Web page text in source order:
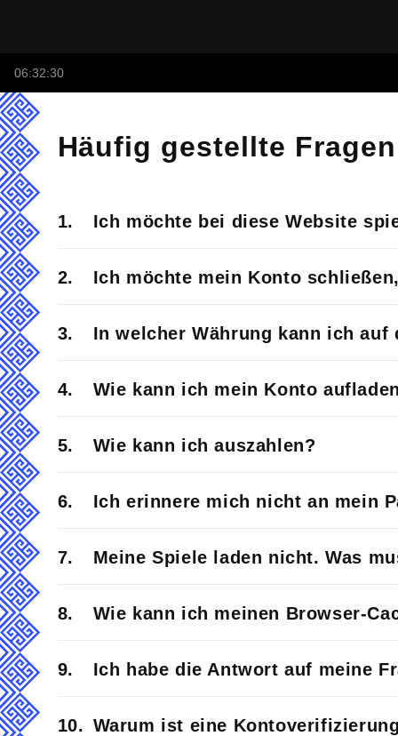
06:32:30
Häufig gestellte Fragen
Ich möchte bei diese Website
Ich möchte mein Konto
In welcher Währung kann ich auf
Wie kann ich mein Konto
Wie kann ich auszahlen?
Ich erinnere mich nicht an mein
Meine Spiele laden nicht. Was
Wie kann ich meinen Browser-
Ich habe die Antwort auf meine
Warum ist eine